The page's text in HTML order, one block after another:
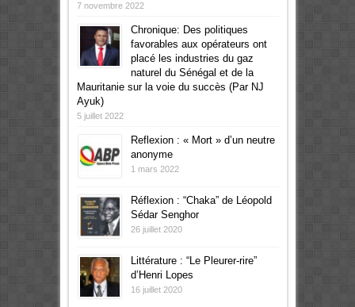
7 novembre 2022
Chronique: Des politiques
favorables aux opérateurs ont
placé les industries du gaz
naturel du Sénégal et de la
Mauritanie sur la voie du succès (Par NJ
Ayuk)
5 juillet 2022
Reflexion : « Mort » d’un neutre
anonyme
1 mars 2022
Réflexion : “Chaka” de Léopold
Sédar Senghor
26 juillet 2020
Littérature : “Le Pleurer-rire”
d’Henri Lopes
16 juillet 2020